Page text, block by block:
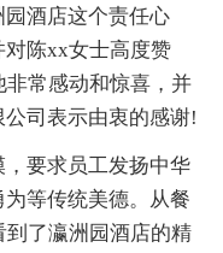
酒店这个责任心
陈xx女士高度赞
常感动和惊喜，并
司表示由衷的感谢!
要求员工发扬中华
等传统美德。从餐
了瀛洲园酒店的精